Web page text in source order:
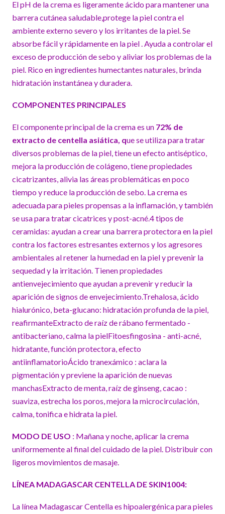
El pH de la crema es ligeramente ácido para mantener una
barrera cutánea saludable,protege la piel contra el
ambiente externo severo y los irritantes de la piel. Se
absorbe fácil y rápidamente en la piel . Ayuda a controlar el
exceso de producción de sebo y aliviar los problemas de la
piel. Rico en ingredientes humectantes naturales, brinda
hidratación instantánea y duradera.
COMPONENTES PRINCIPALES
El componente principal de la crema es un 72% de
extracto de centella asiática, que se utiliza para tratar
diversos problemas de la piel, tiene un efecto antiséptico,
mejora la producción de colágeno, tiene propiedades
cicatrizantes, alivia las áreas problemáticas en poco
tiempo y reduce la producción de sebo. La crema es
adecuada para pieles propensas a la inflamación, y también
se usa para tratar cicatrices y post-acné.4 tipos de
ceramidas: ayudan a crear una barrera protectora en la piel
contra los factores estresantes externos y los agresores
ambientales al retener la humedad en la piel y prevenir la
sequedad y la irritación. Tienen propiedades
antienvejecimiento que ayudan a prevenir y reducir la
aparición de signos de envejecimiento.Trehalosa, ácido
hialurónico, beta-glucano: hidratación profunda de la piel,
reafirmanteExtracto de raíz de rábano fermentado -
antibacteriano, calma la pielFitoesfingosina - anti-acné,
hidratante, función protectora, efecto
antiinflamatorioÁcido tranexámico : aclara la
pigmentación y previene la aparición de nuevas
manchasExtracto de menta, raíz de ginseng, cacao :
suaviza, estrecha los poros, mejora la microcirculación,
calma, tonifica e hidrata la piel.
MODO DE USO : Mañana y noche, aplicar la crema
uniformemente al final del cuidado de la piel. Distribuir con
ligeros movimientos de masaje.
LÍNEA MADAGASCAR CENTELLA DE SKIN1004:
La línea Madagascar Centella es hipoalergénica para pieles